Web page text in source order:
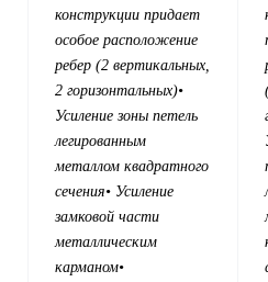
конструкции придает
особое расположение
ребер (2 вертикальных,
2 горизонтальных)•
Усиление зоны петель
легированным
металлом квадратного
сечения• Усиление
замковой части
металлическим
карманом•